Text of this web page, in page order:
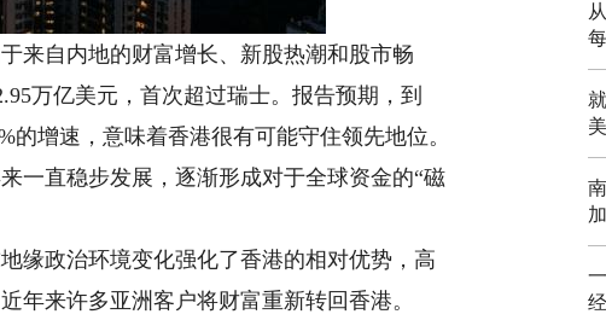
自内地的财富增长、新股热潮和股市畅
万亿美元，首次超过瑞士。报告预期，到
增速，意味着香港很有可能守住领先地位。
直稳步发展，逐渐形成对于全球资金的“磁
政治环境变化强化了香港的相对优势，高
年来许多亚洲客户将财富重新转回香港。